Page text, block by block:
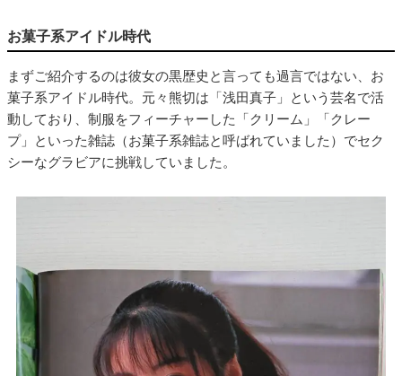
お菓子系アイドル時代
まずご紹介するのは彼女の黒歴史と言っても過言ではない、お
菓子系アイドル時代。元々熊切は「浅田真子」という芸名で活
動しており、制服をフィーチャーした「クリーム」「クレー
プ」といった雑誌（お菓子系雑誌と呼ばれていました）でセク
シーなグラビアに挑戦していました。